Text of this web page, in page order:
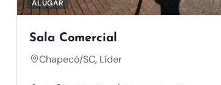
ALUGAR
Sala Comercial
Chapecó/SC, Líder